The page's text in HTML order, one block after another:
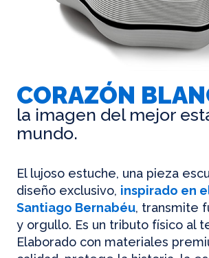
CORAZÓN
la imagen del mejor
mundo.
El lujoso estuche, una pieza
diseño exclusivo, inspirado en
Santiago Bernabéu, transmite
y orgullo. Es un tributo físico al
Elaborado con materiales